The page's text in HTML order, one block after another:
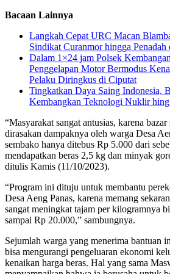
Bacaan Lainnya
Langkah Cepat URC Macan
Sindikat Curanmor hingga
Dalam 1×24 jam Polsek
Penggelapan Motor Bermodus
Pelaku Diringkus di Ciputat
Tingkatkan Daya Saing Indonesia,
Kembangkan Teknologi Nuklir
“Masyarakat sangat antusias, karena
dirasakan dampaknya oleh warga Desa
sembako hanya ditebus Rp 5.000 dari
mendapatkan beras 2,5 kg dan minyak
ditulis Kamis (11/10/2023).
“Program ini dituju untuk membantu
Desa Aeng Panas, karena memang
sangat meningkat tajam per kilogramnya
sampai Rp 20.000,” sambungnya.
Sejumlah warga yang menerima bantuan
bisa mengurangi pengeluaran ekonomi
kenaikan harga beras. Hal yang sama